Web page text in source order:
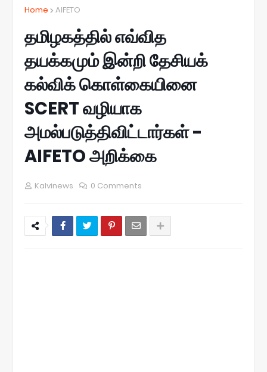
Home AIFETO
தமிழகத்தில் எவ்வித
தயக்கமும் இன்றி தேசியக்
கல்விக் கொள்கையினை
SCERT வழியாக
அமல்படுத்திவிட்டார்கள் -
AIFETO அறிக்கை
Kalvinews 0 Comments